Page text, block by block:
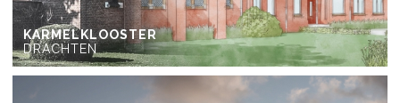
KARMELKLOOSTER
DRACHTEN